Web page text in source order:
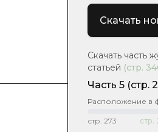
Скачать
Скачать часть
статьей (стр.
Часть 5 (стр.
Расположение в
стр. 273 стр.